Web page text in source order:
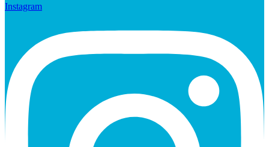
Instagram